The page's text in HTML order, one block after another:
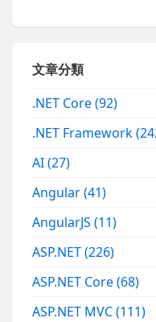
文章分類
.NET Core(92)
.NET Framework
AI(27)
Angular(41)
AngularJS(11)
ASP.NET(226)
ASP.NET Core(68)
ASP.NET MVC(111)